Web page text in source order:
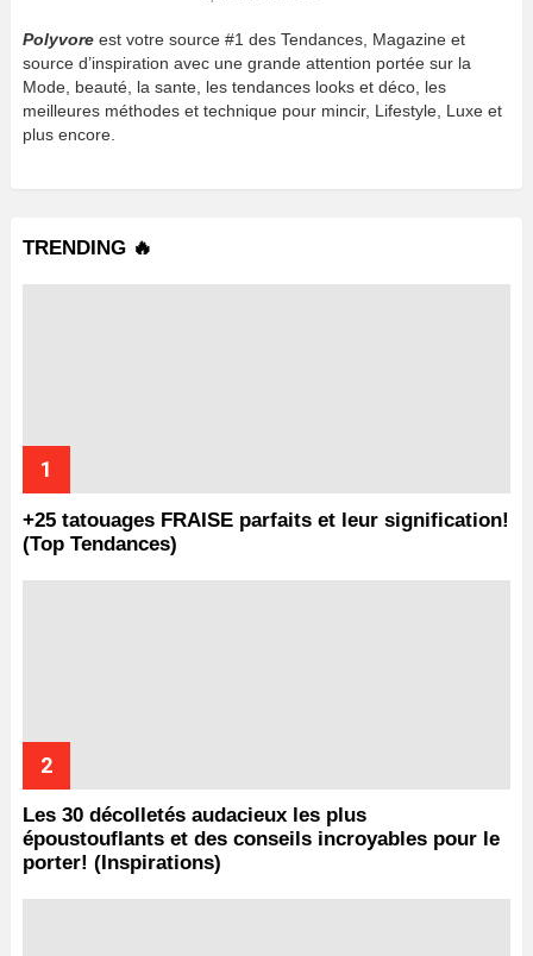
Polyvore est votre source #1 des Tendances, Magazine et
source d’inspiration avec une grande attention portée sur la
Mode, beauté, la sante, les tendances looks et déco, les
meilleures méthodes et technique pour mincir, Lifestyle, Luxe et
plus encore.
TRENDING 🔥
+25 tatouages ​​FRAISE parfaits et leur signification!
(Top Tendances)
Les 30 décolletés audacieux les plus
époustouflants et des conseils incroyables pour le
porter! (Inspirations)